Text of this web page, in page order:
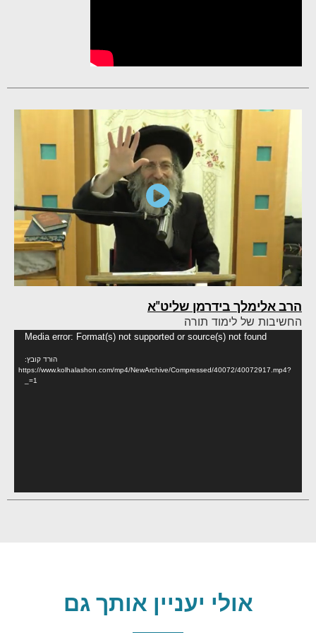
הרב אלימלך בידרמן שליט"א
החשיבות של לימוד תורה
Media error: Format(s) not supported or source(s) not found
הורד קובץ:
https://www.kolhalashon.com/mp4/NewArchive/Compressed/40072/40072917.mp4?
_=1
אולי יעניין אותך גם